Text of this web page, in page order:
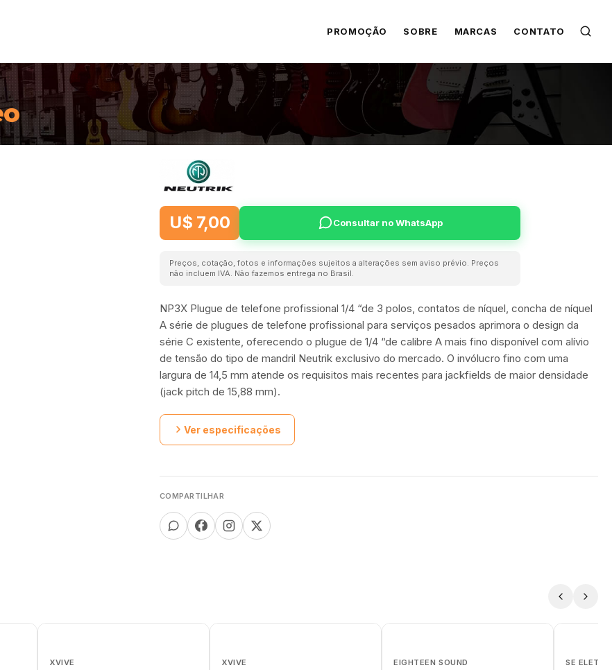
PROMOÇÃO SOBRE MARCAS CONTATO
U$ 7,00 Consultar no WhatsApp
Preços, cotação, fotos e informações sujeitos a alterações sem aviso prévio. Preços
não incluem IVA. Não fazemos entrega no Brasil.
NP3X Plugue de telefone profissional 1/4 “de 3 polos, contatos de níquel, concha de níquel
A série de plugues de telefone profissional para serviços pesados ​​aprimora o design da
série C existente, oferecendo o plugue de 1/4 “de calibre A mais fino disponível com alívio
de tensão do tipo de mandril Neutrik exclusivo do mercado. O invólucro fino com uma
largura de 14,5 mm atende os requisitos mais recentes para jackfields de maior densidade
(jack pitch de 15,88 mm).
Ver especificações
COMPARTILHAR
XVIVE XVIVE EIGHTEEN SOUND SE